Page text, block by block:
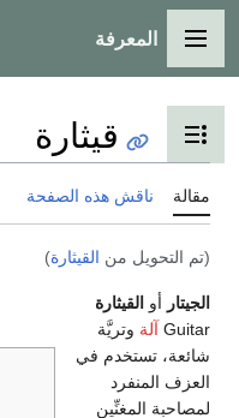
الرئيسية
عرض جدول المحتويات
قيثارة
هذه الصفحة
من القيثارة)
القيثارة
وتريَّة
في